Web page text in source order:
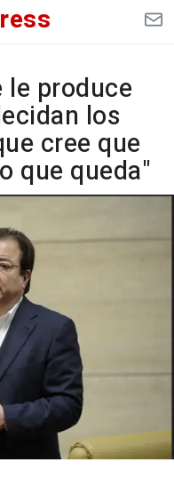
le produce
los
cree que
que queda"